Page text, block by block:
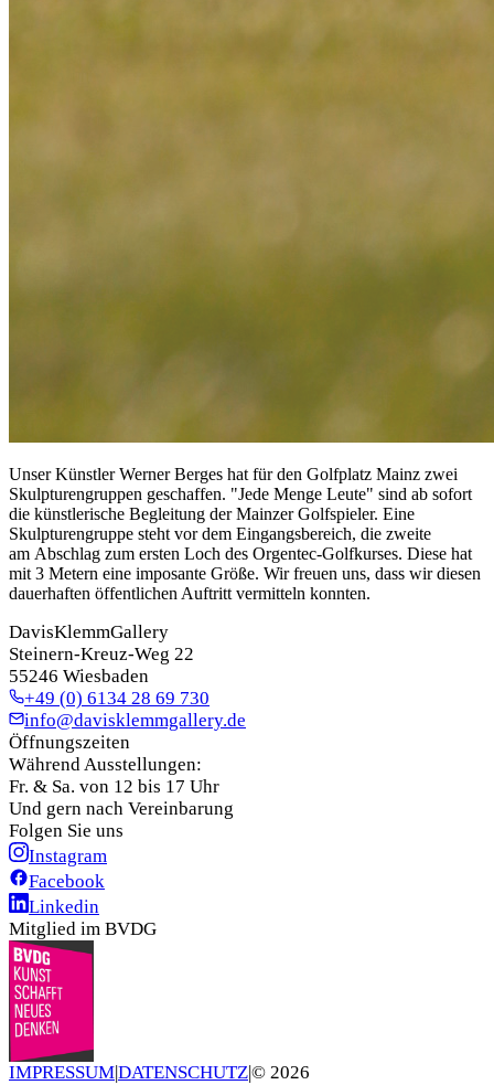
Unser Künstler Werner Berges hat für den Golfplatz Mainz zwei
Skulpturengruppen geschaffen. "Jede Menge Leute" sind ab sofort
die künstlerische Begleitung der Mainzer Golfspieler. Eine
Skulpturengruppe steht vor dem Eingangsbereich, die zweite
am Abschlag zum ersten Loch des Orgentec-Golfkurses. Diese hat
mit 3 Metern eine imposante Größe. Wir freuen uns, dass wir diesen
dauerhaften öffentlichen Auftritt vermitteln konnten.
DavisKlemmGallery
Steinern-Kreuz-Weg 22
55246 Wiesbaden
+49 (0) 6134 28 69 730
info@davisklemmgallery.de
Öffnungszeiten
Während Ausstellungen:
Fr. & Sa. von 12 bis 17 Uhr
Und gern nach Vereinbarung
Folgen Sie uns
Instagram
Facebook
Linkedin
Mitglied im BVDG
IMPRESSUM|DATENSCHUTZ|© 2026